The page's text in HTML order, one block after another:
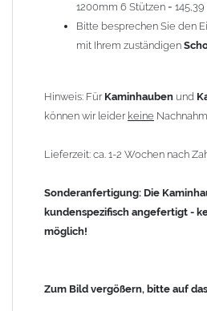
1200mm 6 Stützen =
Bitte besprechen Sie den
mit Ihrem zuständigen
Hinweis: Für Kaminhauben und
können wir leider keine
Lieferzeit: ca. 1-2 Wochen nach
Sonderanfertigung: Die
kundenspezifisch angefertigt -
möglich!
Zum Bild vergößern, bitte auf